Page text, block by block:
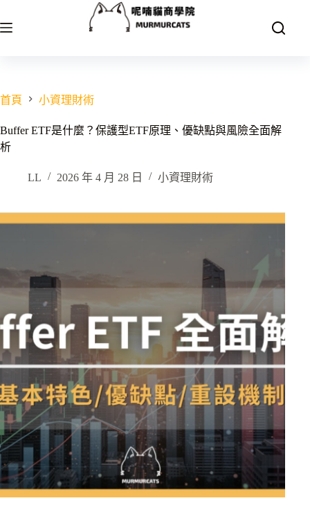
至
容
首頁 小資理財術
Buffer ETF是什麼？保護型ETF原理、優缺點與風險全面解
析
LL 2026 年 4 月 28 日 小資理財術